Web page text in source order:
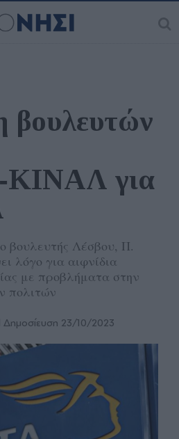
βουλευτών
για
βουλευτής Λέσβου, Π.
λόγο για αιφνίδια
με προβλήματα στην
πολιτών
Δημοσίευση 23/10/2023